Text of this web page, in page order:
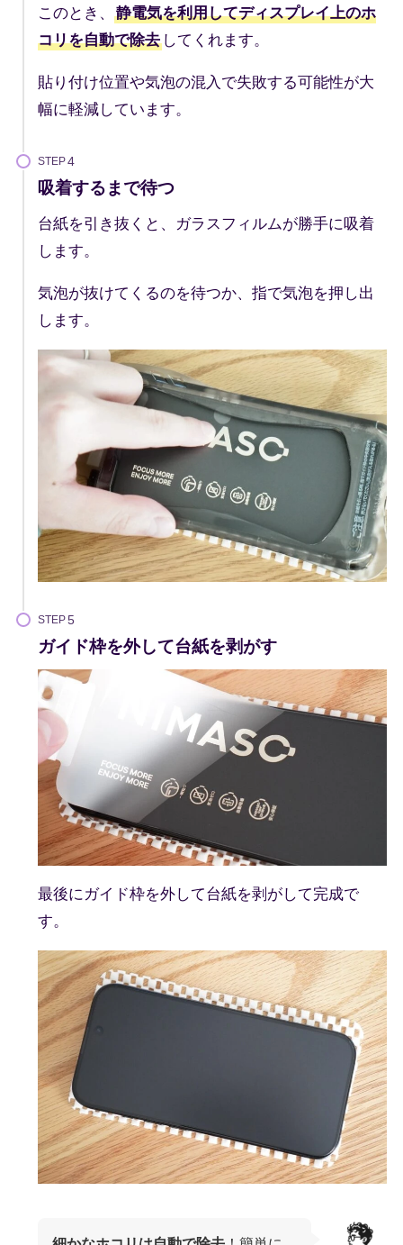
このとき、
静電気を利用してディスプレイ上のホ
コリを自動で除去してくれます。
貼り付け位置や気泡の混入で失敗する可能性が大
幅に軽減しています。
STEP
吸着するまで待つ
台紙を引き抜くと、ガラスフィルムが勝手に吸着
します。
気泡が抜けてくるのを待つか、指で気泡を押し出
します。
STEP
ガイド枠を外して台紙を剥がす
最後にガイド枠を外して台紙を剥がして完成で
す。